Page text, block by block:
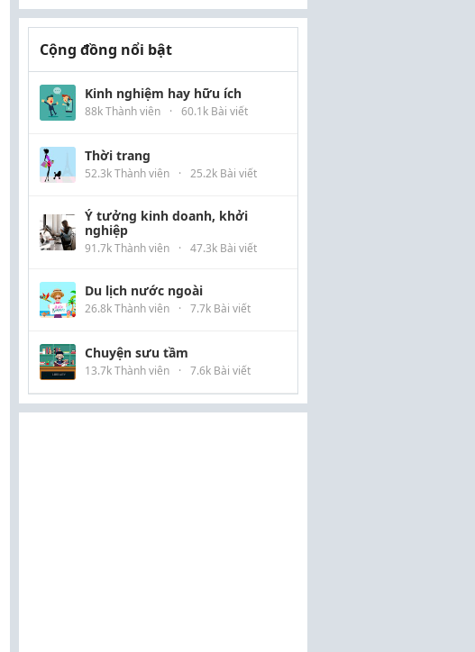
Cộng đồng nổi bật
Kinh nghiệm hay hữu ích
88k Thành viên · 60.1k Bài viết
Thời trang
52.3k Thành viên · 25.2k Bài viết
Ý tưởng kinh doanh, khởi
nghiệp
91.7k Thành viên · 47.3k Bài viết
Du lịch nước ngoài
26.8k Thành viên · 7.7k Bài viết
Chuyện sưu tầm
13.7k Thành viên · 7.6k Bài viết